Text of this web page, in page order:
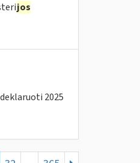
jos
2025